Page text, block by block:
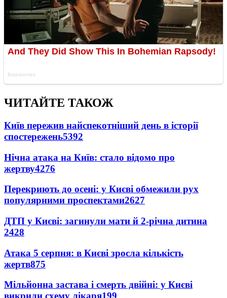
ЧИТАЙТЕ ТАКОЖ
Київ пережив найспекотніший день в історії
спостережень5392
Нічна атака на Київ: стало відомо про
жертву4276
Перекриють до осені: у Києві обмежили рух
популярними проспектами2627
ДТП у Києві: загинули мати й 2-річна дитина
2428
Атака 5 серпня: в Києві зросла кількість
жертв875
Мільйонна застава і смерть двійні: у Києві